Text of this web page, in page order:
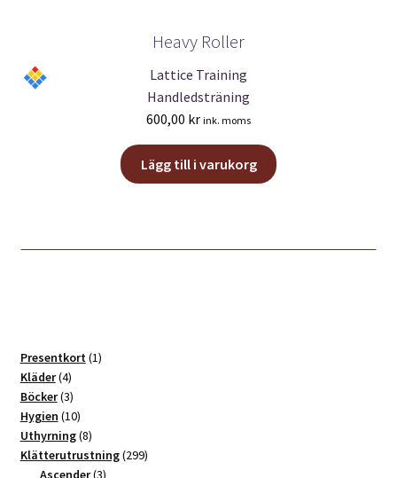
Heavy Roller
Lattice Training
Handledsträning
600,00 kr ink. moms
Lägg till i varukorg
Presentkort 11
Kläder 44
produkter
Böcker 33
produkter
Hygien 1010
produkter
Uthyrning 88
produkter
Klätterutrustning 299299
Ascender 33